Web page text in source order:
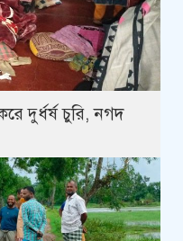
দুর্ধর্ষ চুরি, নগদ